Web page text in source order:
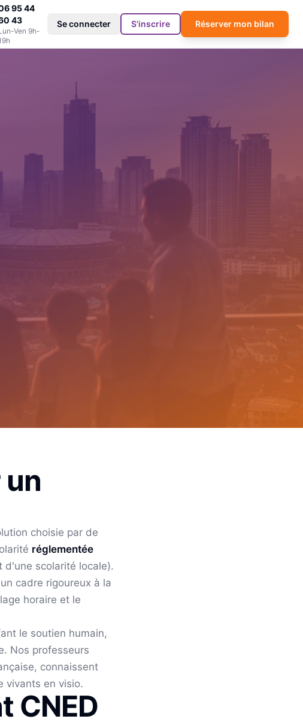
95 44
43
Ven 9h-
Se connecter S'inscrire Réserver mon bilan
choisie par de
réglementée
d'une scolarité locale).
cadre rigoureux à la
horaire et le
le soutien humain,
Nos professeurs
connaissent
vivants en visio.
CNED